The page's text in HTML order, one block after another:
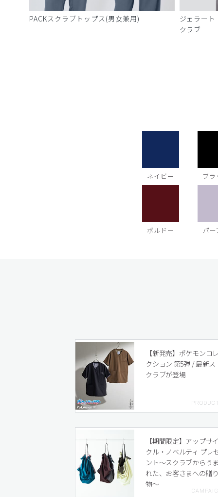
PACKスクラブトップス(男女兼用)
ジェラー
クラブ
ネイビー ブラ
ボルドー パー
【新発売】ポケモンコレ
クション 第5弾 / 最新ス
クラブが登場
【期間限定】アップサイ
クル・ノベルティ プレ
ント〜スクラブからうま
れた、お客さまへの贈り
物〜